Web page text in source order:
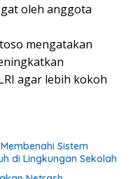
oleh anggota
mengatakan
agar lebih kokoh
Sistem
di Lingkungan Sekolah